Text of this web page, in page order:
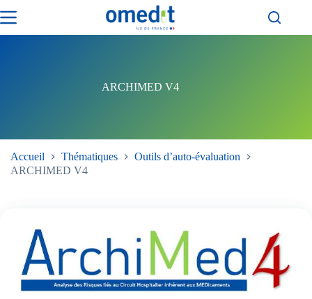
au
ARCHIMED V4
Accueil Thématiques
Outils d’auto-évaluation
ARCHIMED V4